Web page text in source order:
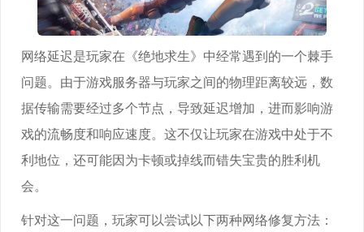
网络延迟是玩家在《绝地求生》中经常遇到的一个棘手
问题。由于游戏服务器与玩家之间的物理距离较远，数
据传输需要经过多个节点，导致延迟增加，进而影响游
戏的流畅度和响应速度。这不仅让玩家在游戏中处于不
利地位，还可能因为卡顿或掉线而错失宝贵的胜利机
会。
针对这一问题，玩家可以尝试以下两种网络修复方法：